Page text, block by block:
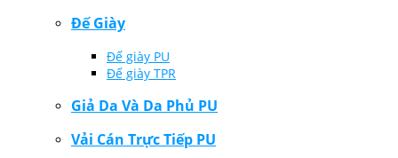
Đế Giày
Đế giày PU
Đế giày TPR
Giả Da Và Da Phủ PU
Vải Cán Trực Tiếp PU